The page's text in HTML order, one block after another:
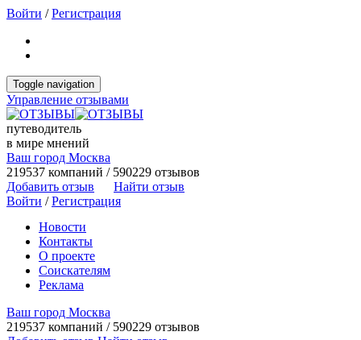
Войти /Регистрация
Toggle navigation
Управление отзывами
путеводитель
в мире мнений
Ваш город Москва
219537 компаний / 590229 отзывов
Добавить отзыв
Найти отзыв
Войти /Регистрация
Новости
Контакты
О проекте
Соискателям
Реклама
Ваш город Москва
219537 компаний / 590229 отзывов